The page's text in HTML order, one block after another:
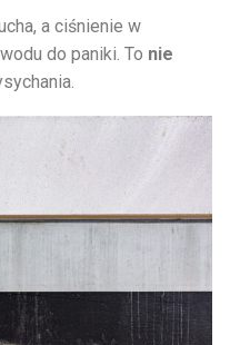
a ciśnienie w
do paniki. To nie